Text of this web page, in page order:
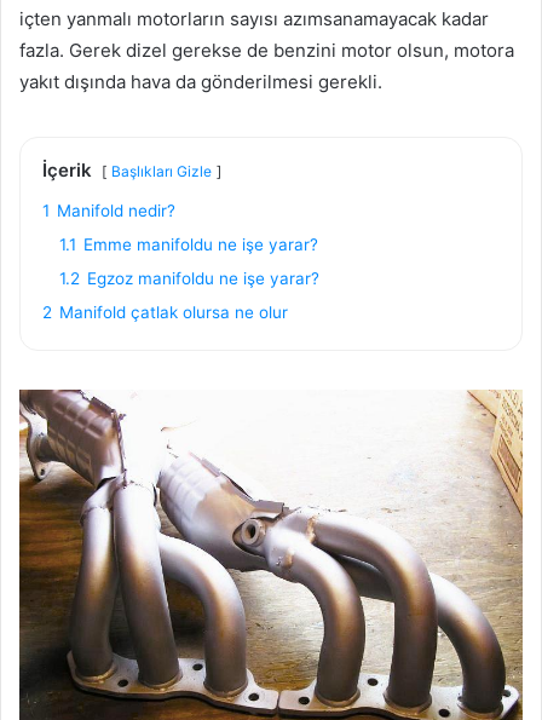
içten yanmalı motorların sayısı azımsanamayacak kadar
fazla. Gerek dizel gerekse de benzini motor olsun, motora
yakıt dışında hava da gönderilmesi gerekli.
İçerik Başlıkları Gizle
1 Manifold nedir?
1.1 Emme manifoldu ne işe yarar?
1.2 Egzoz manifoldu ne işe yarar?
2 Manifold çatlak olursa ne olur